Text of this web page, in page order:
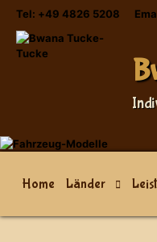
Tel: +49 4826 5208
Sprache auswählen
Home Länder